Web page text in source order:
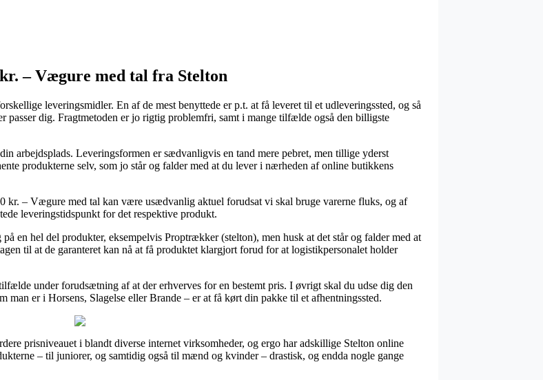
– Vægure med tal fra Stelton
leveringsmidler. En af de mest benyttede er p.t. at få leveret til et udleveringssted, og så
passer dig. Fragtmetoden er jo rigtig problemfri, samt i mange tilfælde også den billigste
arbejdsplads. Leveringsformen er sædvanligvis en tand mere pebret, men tillige yderst
produkterne selv, som jo står og falder med at du lever i nærheden af online butikkens
kr. – Vægure med tal kan være usædvanlig aktuel forudsat vi skal bruge varerne fluks, og af
leveringstidspunkt for det respektive produkt.
en hel del produkter, eksempelvis Proptrækker (stelton), men husk at det står og falder med at
til at de garanteret kan nå at få produktet klargjort forud for at logistikpersonalet holder
under forudsætning af at der erhverves for en bestemt pris. I øvrigt skal du udse dig den
er i Horsens, Slagelse eller Brande – er at få kørt din pakke til et afhentningssted.
prisniveauet i blandt diverse internet virksomheder, og ergo har adskillige Stelton online
– til juniorer, og samtidig også til mænd og kvinder – drastisk, og endda nogle gange